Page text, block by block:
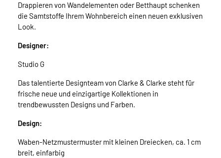
Drappieren von Wandelementen oder Betthaupt schenken
die Samtstoffe Ihrem Wohnbereich einen neuen exklusiven
Look.
Designer:
Studio G
Das talentierte Designteam von Clarke & Clarke steht für
frische neue und einzigartige Kollektionen in
trendbewussten Designs und Farben.
Design:
Waben-Netzmustermuster mit kleinen Dreiecken, ca. 1 cm
breit, einfarbig